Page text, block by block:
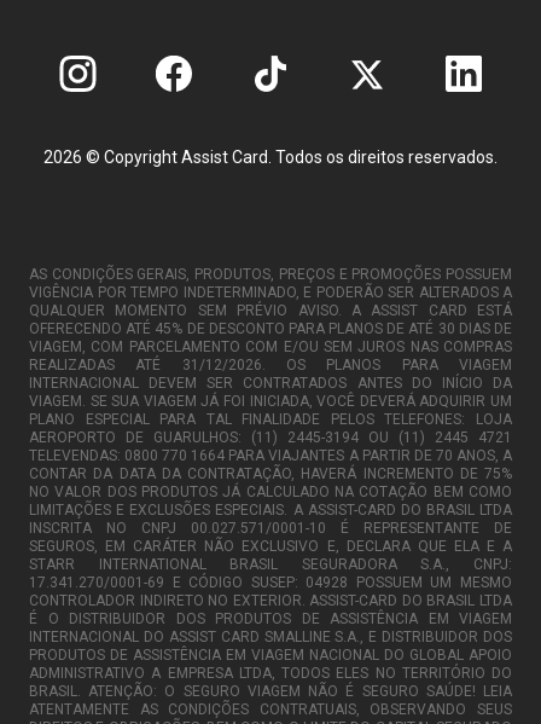
2026 © Copyright Assist Card. Todos os direitos reservados.
AS CONDIÇÕES GERAIS, PRODUTOS, PREÇOS E PROMOÇÕES POSSUEM
VIGÊNCIA POR TEMPO INDETERMINADO, E PODERÃO SER ALTERADOS A
QUALQUER MOMENTO SEM PRÉVIO AVISO. A ASSIST CARD ESTÁ
OFERECENDO ATÉ 45% DE DESCONTO PARA PLANOS DE ATÉ 30 DIAS DE
VIAGEM, COM PARCELAMENTO COM E/OU SEM JUROS NAS COMPRAS
REALIZADAS ATÉ 31/12/2026. OS PLANOS PARA VIAGEM
INTERNACIONAL DEVEM SER CONTRATADOS ANTES DO INÍCIO DA
VIAGEM. SE SUA VIAGEM JÁ FOI INICIADA, VOCÊ DEVERÁ ADQUIRIR UM
PLANO ESPECIAL PARA TAL FINALIDADE PELOS TELEFONES: LOJA
AEROPORTO DE GUARULHOS: (11) 2445-3194 OU (11) 2445 4721
TELEVENDAS: 0800 770 1664 PARA VIAJANTES A PARTIR DE 70 ANOS, A
CONTAR DA DATA DA CONTRATAÇÃO, HAVERÁ INCREMENTO DE 75%
NO VALOR DOS PRODUTOS JÁ CALCULADO NA COTAÇÃO BEM COMO
LIMITAÇÕES E EXCLUSÕES ESPECIAIS. A ASSIST-CARD DO BRASIL LTDA
INSCRITA NO CNPJ 00.027.571/0001-10 É REPRESENTANTE DE
SEGUROS, EM CARÁTER NÃO EXCLUSIVO E, DECLARA QUE ELA E A
STARR INTERNATIONAL BRASIL SEGURADORA S.A., CNPJ:
17.341.270/0001-69 E CÓDIGO SUSEP: 04928 POSSUEM UM MESMO
CONTROLADOR INDIRETO NO EXTERIOR. ASSIST-CARD DO BRASIL LTDA
É O DISTRIBUIDOR DOS PRODUTOS DE ASSISTÊNCIA EM VIAGEM
INTERNACIONAL DO ASSIST CARD SMALLINE S.A., E DISTRIBUIDOR DOS
PRODUTOS DE ASSISTÊNCIA EM VIAGEM NACIONAL DO GLOBAL APOIO
ADMINISTRATIVO A EMPRESA LTDA, TODOS ELES NO TERRITÓRIO DO
BRASIL. ATENÇÃO: O SEGURO VIAGEM NÃO É SEGURO SAÚDE! LEIA
ATENTAMENTE AS CONDIÇÕES CONTRATUAIS, OBSERVANDO SEUS